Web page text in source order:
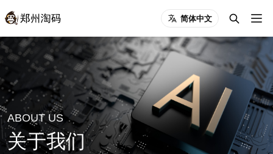
简体中文
ABOUT US
关于我们